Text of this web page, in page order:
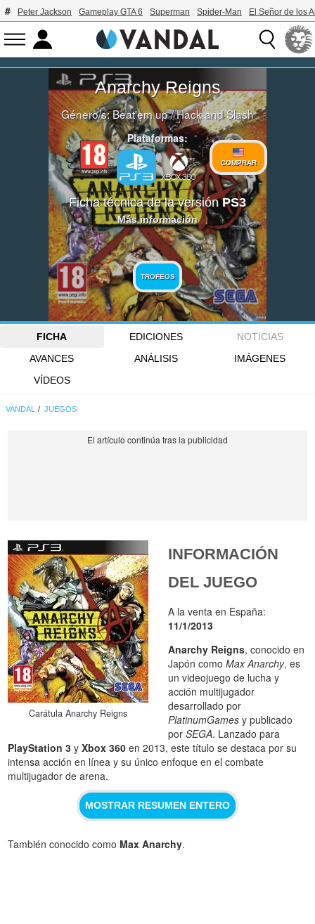
Peter Jackson Gameplay GTA 6 Superman Spider-Man El Señor de los
Anarchy Reigns
Género/s:Beat'em up/Hack and Slash
Plataformas:
COMPRAR
Ficha técnica de la versiónPS3
Más información
TROFEOS
FICHA EDICIONES
NOTICIAS
AVANCES
ANÁLISIS
IMÁGENES
VÍDEOS
VANDAL JUEGOS
Carátula Anarchy Reigns
INFORMACIÓN
DEL JUEGO
A la venta en España:
11/1/2013
Anarchy Reigns, conocido en
Japón comoMax Anarchy, es
un videojuego de lucha y
acción multijugador
desarrollado por
PlatinumGames y publicado
porSEGA. Lanzado para
PlayStation 3 yXbox 360 en 2013, este título se destaca por su
intensa acción en línea y su único enfoque en el combate
multijugador de arena.
MOSTRAR RESUMEN ENTERO
También conocido como Max Anarchy.